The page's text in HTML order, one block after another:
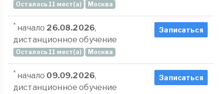
Осталось 11 мест(а) Москва
* начало 26.08.2026,
дистанционное обучение
Осталось 11 мест(а) Москва
Записаться
* начало 09.09.2026,
дистанционное обучение
Записаться